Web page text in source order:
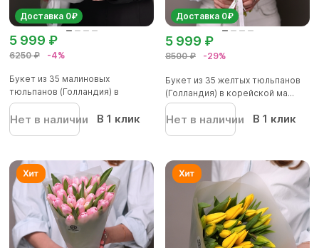
Доставка 0₽
6250 ₽ -4%
5 999 ₽
Букет из 35 малиновых
тюльпанов (Голландия) в
корейской...
Нет в наличии В 1 клик
Доставка 0₽
8500 ₽ -29%
5 999 ₽
Букет из 35 желтых тюльпанов
(Голландия) в корейской ма...
Нет в наличии В 1 клик